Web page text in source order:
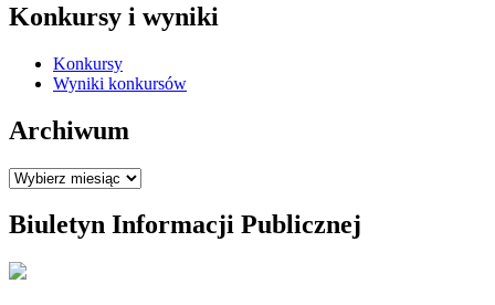
Konkursy i wyniki
Konkursy
Wyniki konkursów
Archiwum
Archiwum
Biuletyn Informacji Publicznej